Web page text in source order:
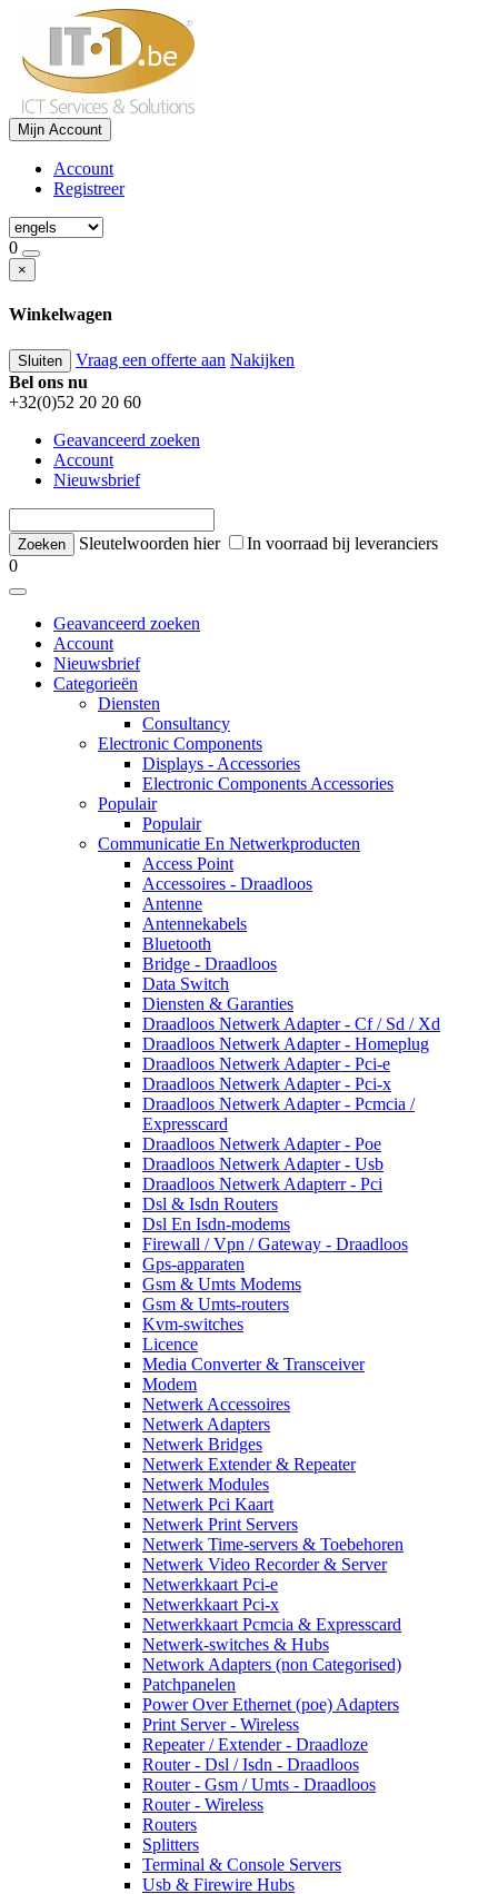
Mijn Account
Account
Registreer
0
×
Winkelwagen
Sluiten Vraag een offerte aan Nakijken
Bel ons nu
+32(0)52 20 20 60
Geavanceerd zoeken
Account
Nieuwsbrief
Sleutelwoorden hier
In voorraad bij leveranciers
0
Geavanceerd zoeken
Account
Nieuwsbrief
Categorieën
Diensten
Consultancy
Electronic Components
Displays - Accessories
Electronic Components Accessories
Populair
Populair
Communicatie En Netwerkproducten
Access Point
Accessoires - Draadloos
Antenne
Antennekabels
Bluetooth
Bridge - Draadloos
Data Switch
Diensten & Garanties
Draadloos Netwerk Adapter - Cf / Sd / Xd
Draadloos Netwerk Adapter - Homeplug
Draadloos Netwerk Adapter - Pci-e
Draadloos Netwerk Adapter - Pci-x
Draadloos Netwerk Adapter - Pcmcia /
Expresscard
Draadloos Netwerk Adapter - Poe
Draadloos Netwerk Adapter - Usb
Draadloos Netwerk Adapterr - Pci
Dsl & Isdn Routers
Dsl En Isdn-modems
Firewall / Vpn / Gateway - Draadloos
Gps-apparaten
Gsm & Umts Modems
Gsm & Umts-routers
Kvm-switches
Licence
Media Converter & Transceiver
Modem
Netwerk Accessoires
Netwerk Adapters
Netwerk Bridges
Netwerk Extender & Repeater
Netwerk Modules
Netwerk Pci Kaart
Netwerk Print Servers
Netwerk Time-servers & Toebehoren
Netwerk Video Recorder & Server
Netwerkkaart Pci-e
Netwerkkaart Pci-x
Netwerkkaart Pcmcia & Expresscard
Netwerk-switches & Hubs
Network Adapters (non Categorised)
Patchpanelen
Power Over Ethernet (poe) Adapters
Print Server - Wireless
Repeater / Extender - Draadloze
Router - Dsl / Isdn - Draadloos
Router - Gsm / Umts - Draadloos
Router - Wireless
Routers
Splitters
Terminal & Console Servers
Usb & Firewire Hubs